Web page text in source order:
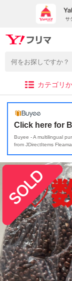
カテゴリ
Click here for
Buyee - A multilingual
from JDirectItems